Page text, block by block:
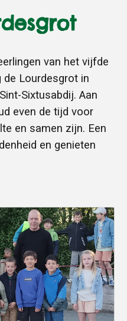
van het vijfde
de Lourdesgrot in
Sixtusabdij. Aan
even de tijd voor
en samen zijn. Een
en genieten